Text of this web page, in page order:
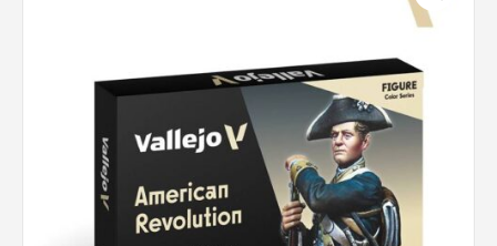
Rechercher des produits...
0
Connexion / Inscription